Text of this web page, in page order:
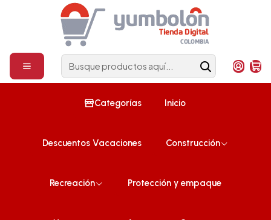
Categorías Inicio
Descuentos Vacaciones Construcción
Recreación Protección y empaque
Construcción ¡Compra ahora!
Mascotas
Colchoneta Para Mascota Grande Gris 100cm x 76cm X 5cm